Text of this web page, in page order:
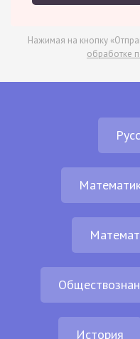
Нажимая на кнопку
обработке
История